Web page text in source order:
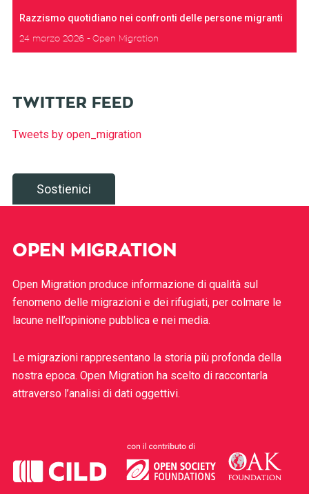
Razzismo quotidiano nei confronti delle persone migranti
24 marzo 2026 Open Migration
TWITTER FEED
Tweets by open_migration
Sostienici
OPEN MIGRATION
Open Migration produce informazione di qualità sul
fenomeno delle migrazioni e dei rifugiati, per colmare le
lacune nell’opinione pubblica e nei media.
Le migrazioni rappresentano la storia più profonda della
nostra epoca. Open Migration ha scelto di raccontarla
attraverso l’analisi di dati oggettivi.